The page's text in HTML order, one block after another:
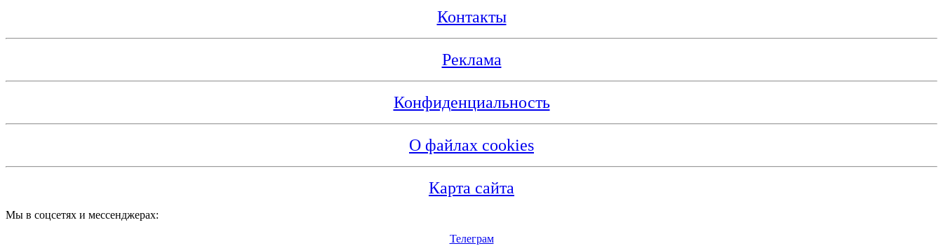
Контакты
Реклама
Конфиденциальность
О файлах cookies
Карта сайта
Мы в соцсетях и мессенджерах:
Телеграм